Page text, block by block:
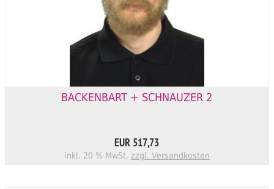
BACKENBART + SCHNAUZER 2
EUR 517,73
inkl. 20 % MwSt. zzgl. Versandkosten